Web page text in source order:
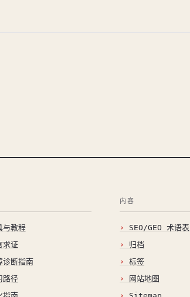
与教程
求证
诊断指南
路径
内容
SEO/GEO 术语表
归档
标签
网站地图